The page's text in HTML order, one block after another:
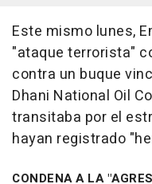
Este mismo lunes,
"ataque terrorista"
contra un buque
Dhani National Oil
transitaba por el
hayan registrado
CONDENA A LA